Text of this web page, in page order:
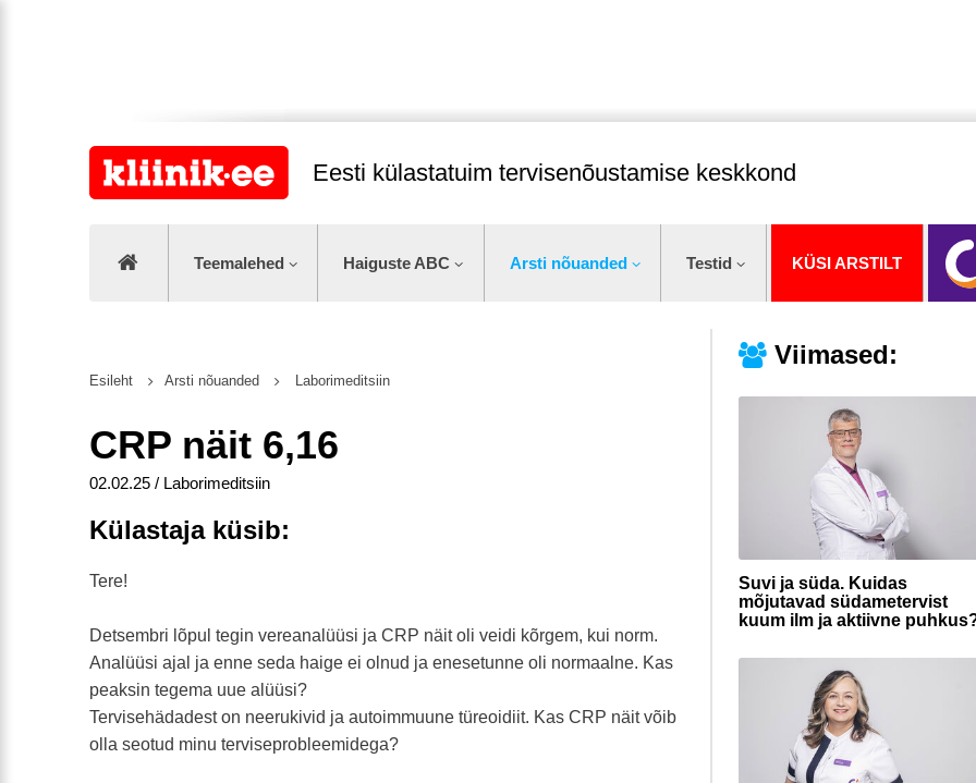
Eesti külastatuim tervisenõustamise keskkond
Teemalehed Haiguste ABC Arsti nõuanded Testid KÜSI ARSTILT
Viimased:
Suvi ja süda. Kuidas
mõjutavad südametervist
kuum ilm ja aktiivne
Esileht Arsti nõuanded Laborimeditsiin
CRP näit 6,16
02.02.25 / Laborimeditsiin
Külastaja küsib:
Tere!
Detsembri lõpul tegin vereanalüüsi ja CRP näit oli veidi kõrgem, kui norm.
Analüüsi ajal ja enne seda haige ei olnud ja enesetunne oli normaalne. Kas
peaksin tegema uue alüüsi?
Tervisehädadest on neerukivid ja autoimmuune türeoidiit. Kas CRP näit võib
olla seotud minu terviseprobleemidega?